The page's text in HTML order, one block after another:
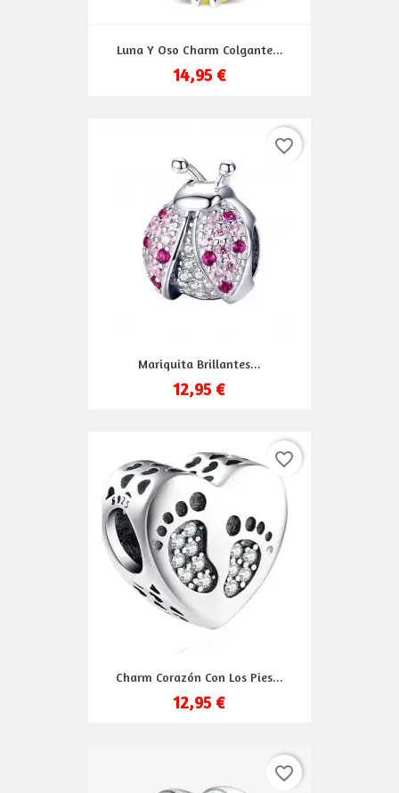
Luna Y Oso Charm Colgante...
14,95 €
Mariquita Brillantes...
12,95 €
favorite_border
Charm Corazón Con Los Pies...
12,95 €
favorite_border
favorite_border